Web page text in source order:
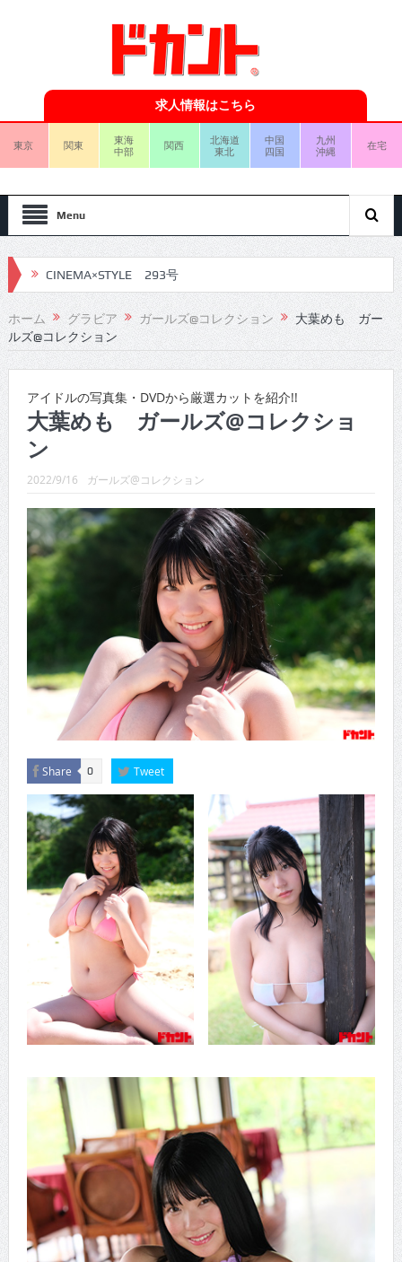
求人情報はこちら
東京 関東
東海
中部
関西
北海道
東北
中国
四国
九州
沖縄
在宅
Menu
CINEMA×STYLE 293号
CINEMA×STYLE 292号
CINEMA×STYLE 291号
CINEMA×STYLE 289号
CINEMA×STYLE 288号
CINEMA×STYLE 287号
CINEMA×STYLE 286号
CINEMA×STYLE 285号
CINEMA×STYLE 294号
ホーム グラビア ガールズ@コレクション
大葉めも ガー
ルズ@コレクション
アイドルの写真集・DVDから厳選カットを紹介!!
大葉めも ガールズ@コレクショ
ン
2022/9/16 ガールズ@コレクション
Share 0 Tweet